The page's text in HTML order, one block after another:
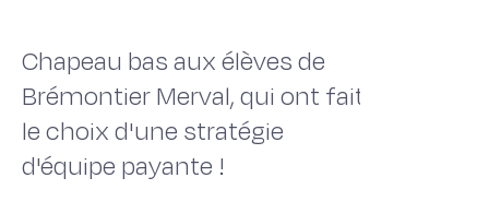
Chapeau bas aux élèves de
Brémontier Merval, qui ont fait
le choix d'une stratégie
d'équipe payante !